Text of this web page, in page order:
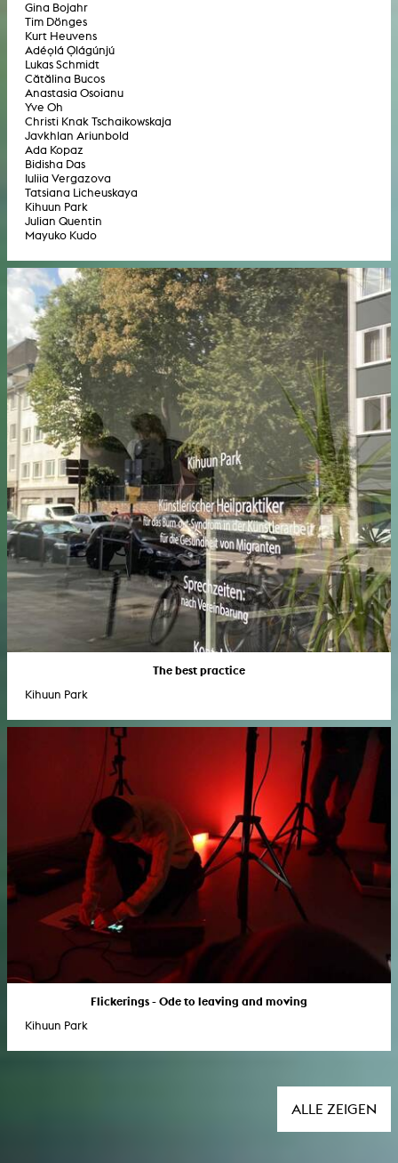
Gina Bojahr
Tim Dönges
Kurt Heuvens
Adéọlá Ọlágúnjú
Lukas Schmidt
Cătălina Bucos
Anastasia Osoianu
Yve Oh
Christi Knak Tschaikowskaja
Javkhlan Ariunbold
Ada Kopaz
Bidisha Das
Iuliia Vergazova
Tatsiana Licheuskaya
Kihuun Park
Julian Quentin
Mayuko Kudo
The best practice
Kihuun Park
Flickerings - Ode to leaving and moving
Kihuun Park
ALLE ZEIGEN